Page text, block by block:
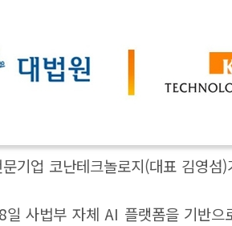
기업 코난테크놀로지(대표 김영
일 사법부 자체 AI 플랫폼을 기반